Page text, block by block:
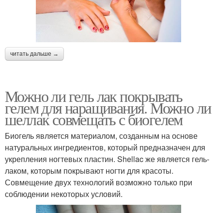
читать дальше →
Можно ли гель лак покрывать
гелем для наращивания. Можно ли
шеллак совмещать с биогелем
Биогель является материалом, созданным на основе
натуральных ингредиентов, который предназначен для
укрепления ногтевых пластин. Shellac же является гель-
лаком, которым покрывают ногти для красоты.
Совмещение двух технологий возможно только при
соблюдении некоторых условий.